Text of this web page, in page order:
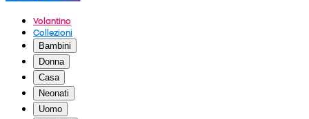
Volantino
Collezioni
Bambini
Donna
Casa
Neonati
Uomo